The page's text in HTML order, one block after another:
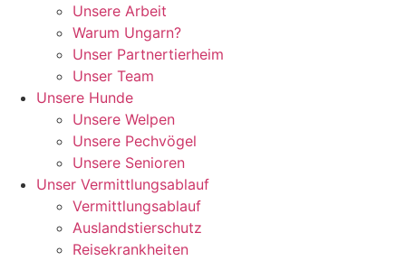
Unsere Arbeit
Warum Ungarn?
Unser Partnertierheim
Unser Team
Unsere Hunde
Unsere Welpen
Unsere Pechvögel
Unsere Senioren
Unser Vermittlungsablauf
Vermittlungsablauf
Auslandstierschutz
Reisekrankheiten